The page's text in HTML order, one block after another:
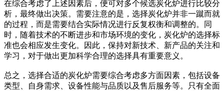
在综合考虑了上述因素后，便可对多个候选炭化炉进行比较分
析，最终做出决策。需要注意的是，选择炭化炉并非一蹴而就
的过程，而是需要结合实际情况进行反复权衡和调整的。同
时，随着技术的不断进步和市场环境的变化，炭化炉的选择标
准也会相应发生变化。因此，保持对新技术、新产品的关注和
学习，对于做出更加科学合理的选择具有重要意义。
总之，选择合适的炭化炉需要综合考虑多方面因素，包括设备
类型、自身需求、设备性能与品质以及售后服务等。只有全面